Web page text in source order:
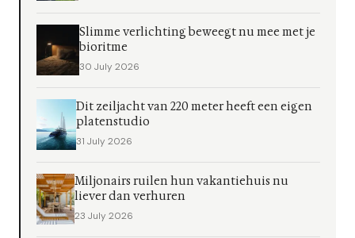
Slimme verlichting beweegt nu mee met je
bioritme
30 July 2026
Dit zeiljacht van 220 meter heeft een eigen
platenstudio
31 July 2026
Miljonairs ruilen hun vakantiehuis nu
liever dan verhuren
23 July 2026